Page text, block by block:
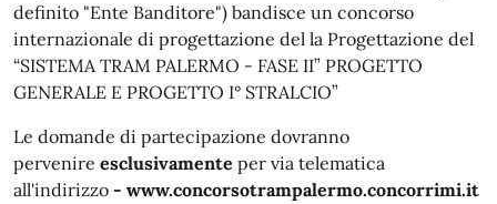
definito "Ente Banditore") bandisce un concorso
internazionale di progettazione del la Progettazione del
“SISTEMA TRAM PALERMO - FASE II” PROGETTO
GENERALE E PROGETTO I° STRALCIO”
Le domande di partecipazione dovranno
pervenire esclusivamente per via telematica
all'indirizzo - www.concorsotrampalermo.concorrimi.it